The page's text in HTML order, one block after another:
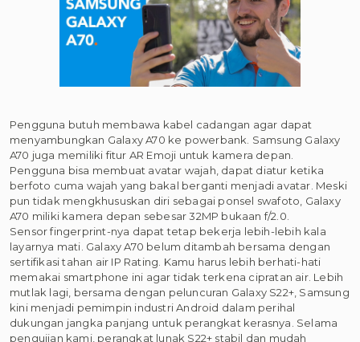
Pengguna butuh membawa kabel cadangan agar dapat
menyambungkan Galaxy A70 ke powerbank. Samsung Galaxy
A70 juga memiliki fitur AR Emoji untuk kamera depan.
Pengguna bisa membuat avatar wajah, dapat diatur ketika
berfoto cuma wajah yang bakal berganti menjadi avatar. Meski
pun tidak mengkhususkan diri sebagai ponsel swafoto, Galaxy
A70 miliki kamera depan sebesar 32MP bukaan f/2.0.
Sensor fingerprint-nya dapat tetap bekerja lebih-lebih kala
layarnya mati. Galaxy A70 belum ditambah bersama dengan
sertifikasi tahan air IP Rating. Kamu harus lebih berhati-hati
memakai smartphone ini agar tidak terkena cipratan air. Lebih
mutlak lagi, bersama dengan peluncuran Galaxy S22+, Samsung
kini menjadi pemimpin industri Android dalam perihal
dukungan jangka panjang untuk perangkat kerasnya. Selama
pengujian kami, perangkat lunak S22+ stabil dan mudah